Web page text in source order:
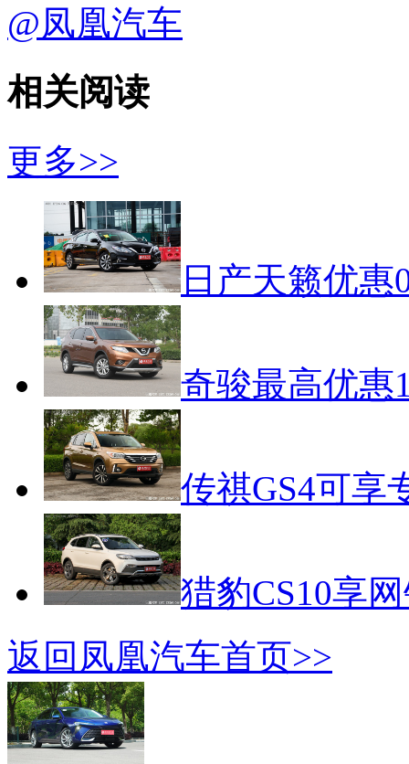
@凤凰汽车
相关阅读
更多>>
日产天籁优惠
奇骏最高优惠
传祺GS4可享
猎豹CS10享
返回凤凰汽车首页>>